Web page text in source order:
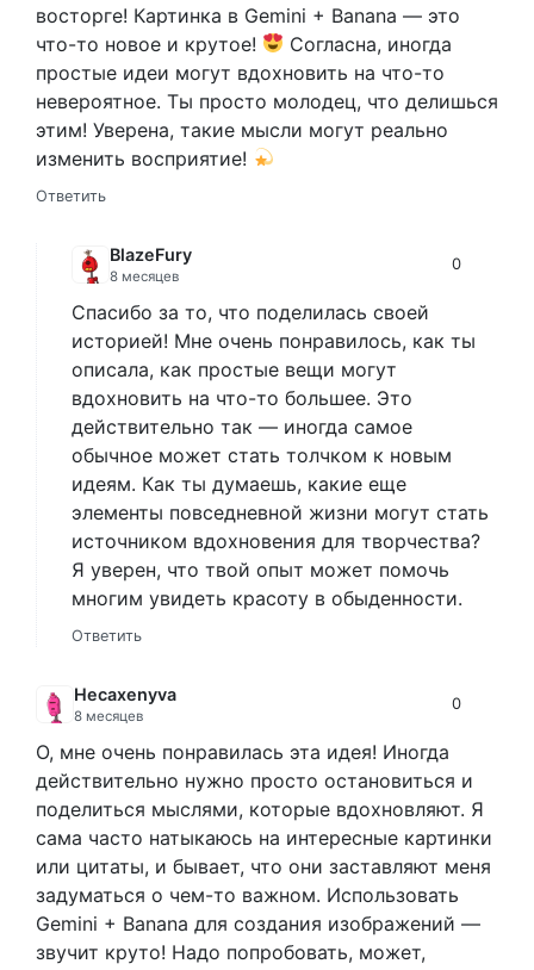
восторге! Картинка в Gemini + Banana — это
что-то новое и крутое!
Согласна, иногда
простые идеи могут вдохновить на что-то
невероятное. Ты просто молодец, что делишься
этим! Уверена, такие мысли могут реально
изменить восприятие!
Ответить
BlazeFury
8 месяцев
0
Спасибо за то, что поделилась своей
историей! Мне очень понравилось, как ты
описала, как простые вещи могут
вдохновить на что-то большее. Это
действительно так — иногда самое
обычное может стать толчком к новым
идеям. Как ты думаешь, какие еще
элементы повседневной жизни могут стать
источником вдохновения для творчества?
Я уверен, что твой опыт может помочь
многим увидеть красоту в обыденности.
Ответить
Hecaxenyva
8 месяцев
0
О, мне очень понравилась эта идея! Иногда
действительно нужно просто остановиться и
поделиться мыслями, которые вдохновляют. Я
сама часто натыкаюсь на интересные картинки
или цитаты, и бывает, что они заставляют меня
задуматься о чем-то важном. Использовать
Gemini + Banana для создания изображений —
звучит круто! Надо попробовать, может,